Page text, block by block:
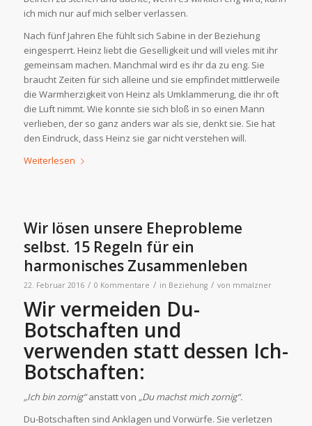
ich mich nur auf mich selber verlassen.
Nach fünf Jahren Ehe fühlt sich Sabine in der Beziehung
eingesperrt. Heinz liebt die Geselligkeit und will vieles mit ihr
gemeinsam machen. Manchmal wird es ihr da zu eng. Sie
braucht Zeiten für sich alleine und sie empfindet mittlerweile
die Warmherzigkeit von Heinz als Umklammerung, die ihr oft
die Luft nimmt. Wie konnte sie sich bloß in so einen Mann
verlieben, der so ganz anders war als sie, denkt sie. Sie hat
den Eindruck, dass Heinz sie gar nicht verstehen will.
Weiterlesen
Wir lösen unsere Eheprobleme
selbst. 15 Regeln für ein
harmonisches Zusammenleben
22. Februar 2016 / 0 Kommentare / in Beziehung / von mmalzner
Wir vermeiden Du-
Botschaften und
verwenden statt dessen Ich-
Botschaften:
„Ich bin zornig“anstatt von „Du machst mich zornig“.
Du-Botschaften sind Anklagen und Vorwürfe. Sie verletzen